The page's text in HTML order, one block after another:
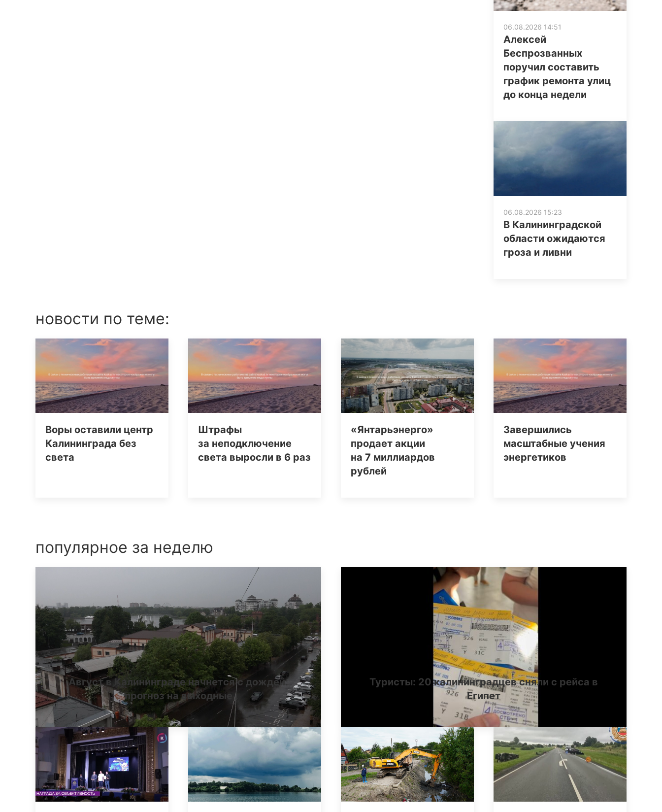
06.08.2026 14:51
Алексей
Беспрозванных
поручил составить
график ремонта улиц
до конца недели
06.08.2026 15:23
В Калининградской
области ожидаются
гроза и ливни
новости по теме:
Воры оставили центр
Калининграда без
света
Штрафы
за неподключение
света выросли в 6 раз
«Янтарьэнерго»
продает акции
на 7 миллиардов
рублей
Завершились
масштабные учения
энергетиков
популярное за неделю
Август в Калининграде начнется с дождей:
прогноз на выходные
Туристы: 20 калининградцев сняли с рейса в
Египет